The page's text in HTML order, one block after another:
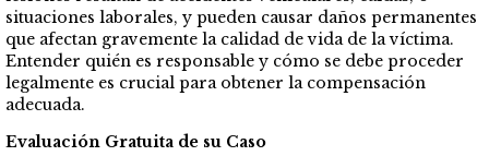
situaciones laborales, y pueden causar daños permanentes
que afectan gravemente la calidad de vida de la víctima.
Entender quién es responsable y cómo se debe proceder
legalmente es crucial para obtener la compensación
adecuada.
Evaluación Gratuita de su Caso